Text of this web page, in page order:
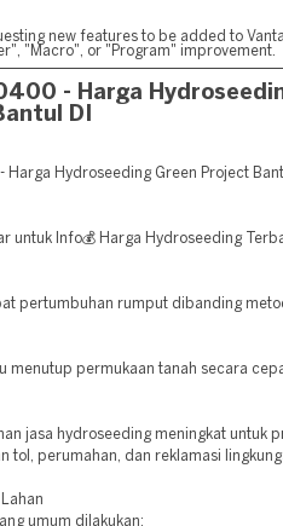
new features to be added to
"Macro", or "Program" improvement.
- Harga
DI
Hydroseeding Green Project
untuk Info💰 Harga Hydroseeding
pertumbuhan rumput dibanding
menutup permukaan tanah secara
jasa hydroseeding meningkat untuk
tol, perumahan, dan reklamasi
umum dilakukan: